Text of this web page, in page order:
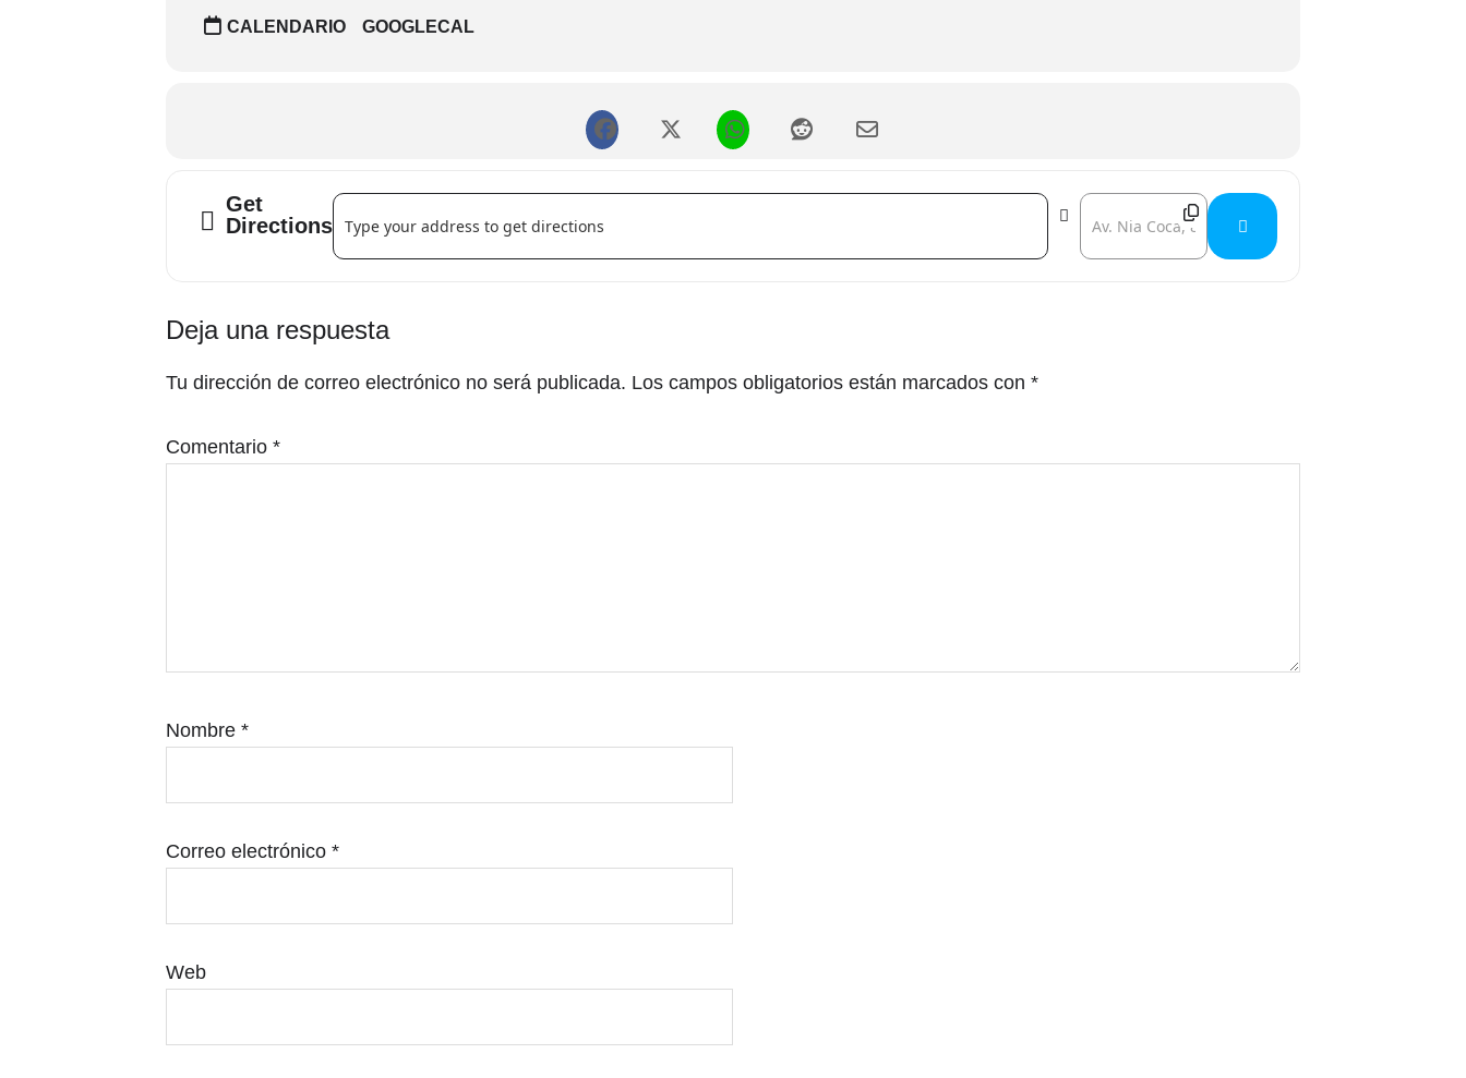
CALENDARIO GOOGLECAL
Get
Directions
Address - Club de lectura [] Destination Address - Club de lectura []
Interacciones
con
lectores
Deja una respuesta
Tu dirección de correo electrónico no será publicada. Los campos obligatorios están marcados con *
Comentario *
Nombre *
Correo electrónico *
Web